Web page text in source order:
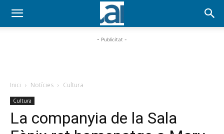
- Publicitat -
Inici Notícies Cultura
Cultura
La companyia de la Sala